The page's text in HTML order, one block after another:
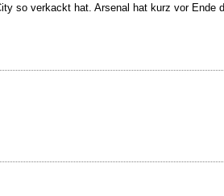
so verkackt hat. Arsenal hat kurz vor Ende